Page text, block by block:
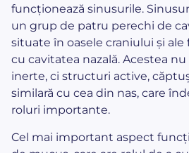
funcționează sinusurile.
un grup de patru perechi de
situate în oasele craniului și
cu cavitatea nazală. Acestea
inerte, ci structuri active,
similară cu cea din nas, care
roluri importante.
Cel mai important aspect